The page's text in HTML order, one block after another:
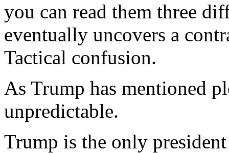
you can read them three
eventually uncovers a
Tactical confusion.
As Trump has mentioned
unpredictable.
Trump is the only president